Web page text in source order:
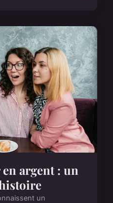
argent : un
un